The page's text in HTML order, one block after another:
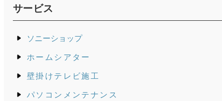
サービス
ソニーショップ
ホームシアター
壁掛けテレビ施工
パソコンメンテナンス